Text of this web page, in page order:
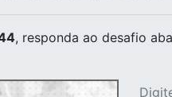
, responda ao desafio